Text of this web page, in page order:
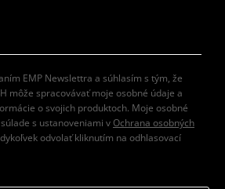
EMP Newslettra a súhlasím s tým, že
môže spracovávať moje osobné údaje a
o svojich produktoch. Moje osobné
s ustanoveniami vOchrana osobných
odvolať kliknutím na odhlasovací